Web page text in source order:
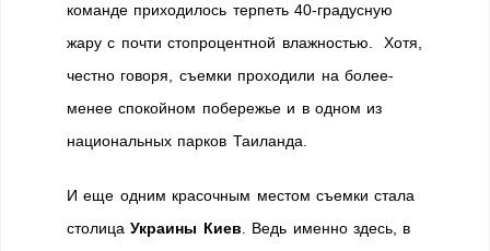
команде приходилось терпеть 40-градусную
жару с почти стопроцентной влажностью. Хотя,
честно говоря, съемки проходили на более-
менее спокойном побережье и в одном из
национальных парков Таиланда.
И еще одним красочным местом съемки стала
столицаУкраины Киев. Ведь именно здесь, в